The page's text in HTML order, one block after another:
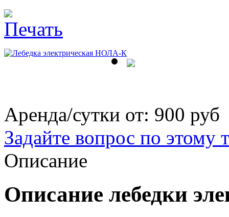
Аренда/сутки от: 900 руб
Задайте вопрос по этому
Описание
Описание лебедки